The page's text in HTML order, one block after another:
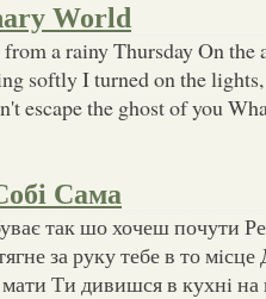
World
a rainy Thursday On the
softly I turned on the
escape the ghost of you
Сама
так шо хочеш почути
за руку тебе в то
Ти дивишся в кухнi на